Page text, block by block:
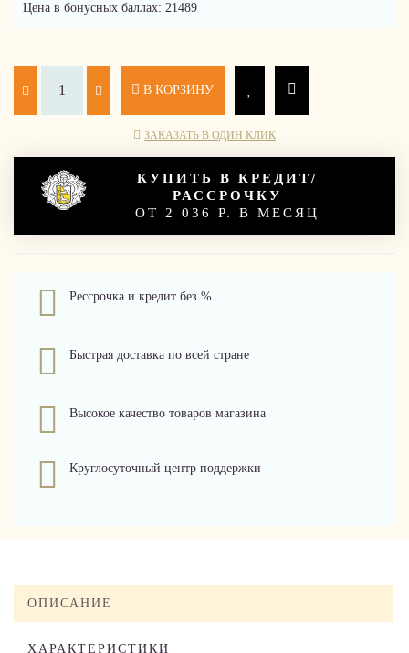
Цена в бонусных баллах: 21489
В КОРЗИНУ
ЗАКАЗАТЬ В ОДИН КЛИК
КУПИТЬ В КРЕДИТ/
РАССРОЧКУ
ОТ 2 036 Р. В МЕСЯЦ
Рессрочка и кредит без %
Быстрая доставка по всей стране
Высокое качество товаров магазина
Круглосуточный центр поддержки
ОПИСАНИЕ
ХАРАКТЕРИСТИКИ